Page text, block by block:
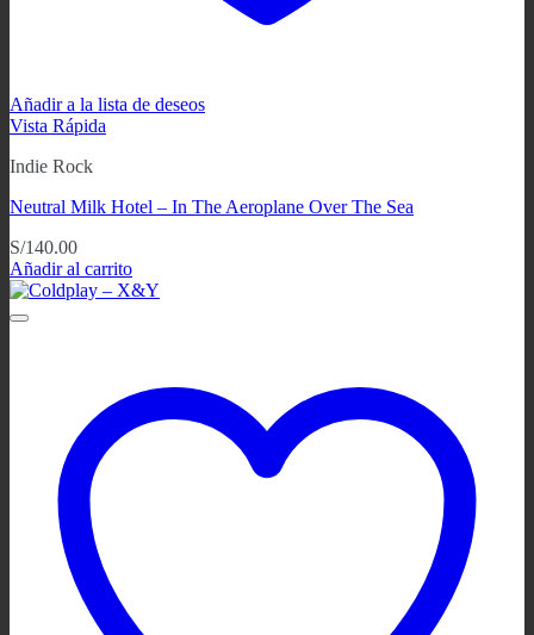
Añadir a la lista de deseos
Vista Rápida
Indie Rock
Neutral Milk Hotel ‎– In The Aeroplane Over The Sea
S/140.00
Añadir al carrito